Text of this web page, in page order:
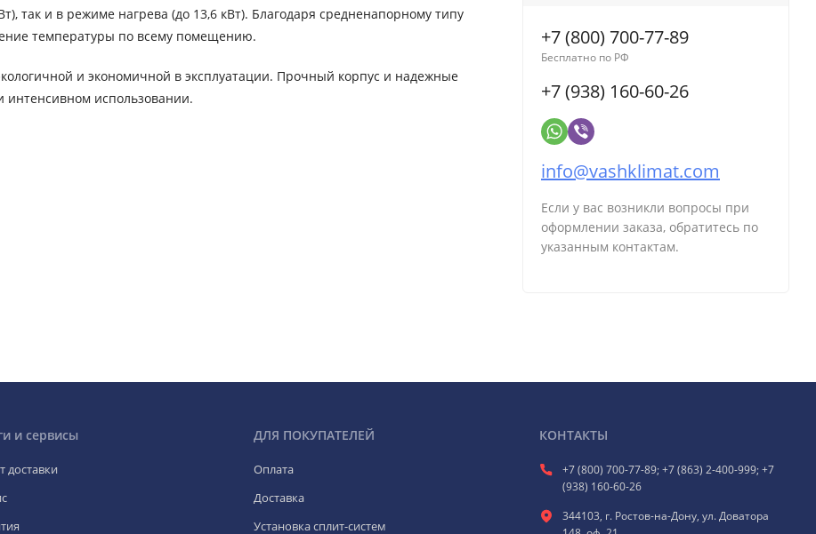
так и в режиме нагрева (до 13,6 кВт). Благодаря средненапорному типу
температуры по всему помещению.
и экономичной в эксплуатации. Прочный корпус и надежные
использовании.
+7 (800) 700-77-89
Бесплатно по РФ
+7 (938) 160-60-26
info@vashklimat.com
Если у вас возникли вопросы при
оформлении заказа, обратитесь по
указанным контактам.
и сервисы
доставки
ДЛЯ ПОКУПАТЕЛЕЙ
Оплата
Доставка
Установка сплит-систем
КОНТАКТЫ
+7 (800) 700-77-89; +7 (863) 2-400-999; +7
(938) 160-60-26
344103, г. Ростов-на-Дону, ул. Доватора